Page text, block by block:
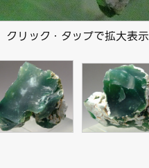
クリック・タップで拡大表示